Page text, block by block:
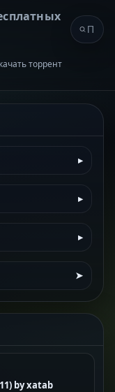
торрент
▸
▸
▸
➤
by xatab